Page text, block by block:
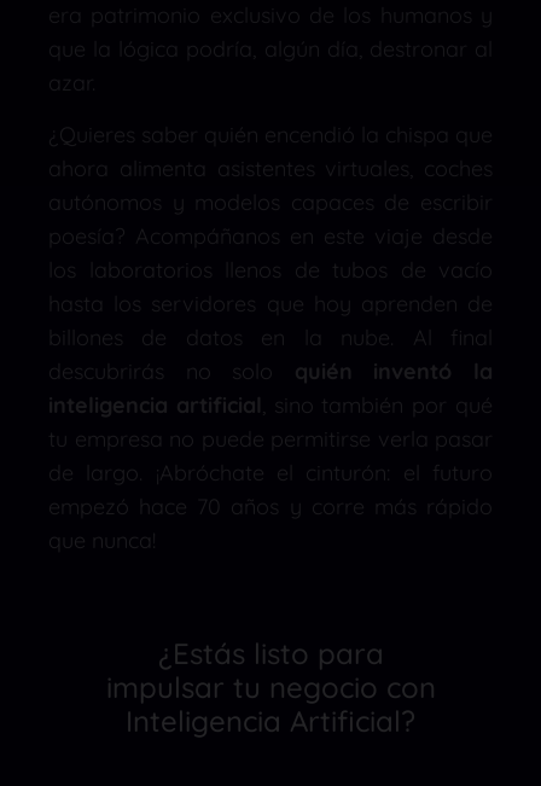
era patrimonio exclusivo de los humanos y
que la lógica podría, algún día, destronar al
azar.
¿Quieres saber quién encendió la chispa que
ahora alimenta asistentes virtuales, coches
autónomos y modelos capaces de escribir
poesía? Acompáñanos en este viaje desde
los laboratorios llenos de tubos de vacío
hasta los servidores que hoy aprenden de
billones de datos en la nube. Al final
descubrirás no solo quién inventó la
inteligencia artificial, sino también por qué
tu empresa no puede permitirse verla pasar
de largo. ¡Abróchate el cinturón: el futuro
empezó hace 70 años y corre más rápido
que nunca!
¿Estás listo para
impulsar tu negocio con
Inteligencia Artificial?